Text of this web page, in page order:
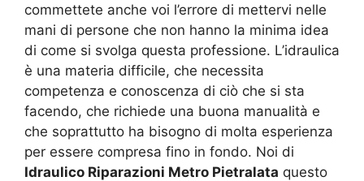
commettete anche voi l’errore di mettervi nelle
mani di persone che non hanno la minima idea
di come si svolga questa professione. L’idraulica
è una materia difficile, che necessita
competenza e conoscenza di ciò che si sta
facendo, che richiede una buona manualità e
che soprattutto ha bisogno di molta esperienza
per essere compresa fino in fondo. Noi di
Idraulico Riparazioni Metro Pietralata questo